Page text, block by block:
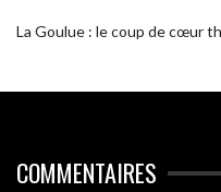
La Goulue : le coup de cœur
COMMENTAIRES